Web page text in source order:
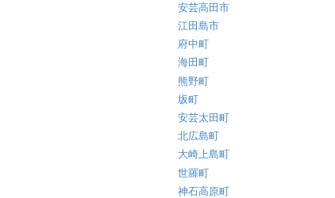
安芸高田市
江田島市
府中町
海田町
熊野町
坂町
安芸太田町
北広島町
大崎上島町
世羅町
神石高原町